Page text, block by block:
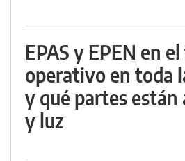
EPAS y EPEN en
operativo en toda
y qué partes están
y luz